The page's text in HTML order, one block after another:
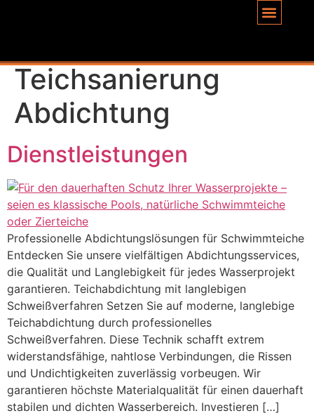
Teichsanierung
Abdichtung
Dienstleistungen
Professionelle Abdichtungslösungen für Schwimmteiche
Entdecken Sie unsere vielfältigen Abdichtungsservices,
die Qualität und Langlebigkeit für jedes Wasserprojekt
garantieren. Teichabdichtung mit langlebigen
Schweißverfahren Setzen Sie auf moderne, langlebige
Teichabdichtung durch professionelles
Schweißverfahren. Diese Technik schafft extrem
widerstandsfähige, nahtlose Verbindungen, die Rissen
und Undichtigkeiten zuverlässig vorbeugen. Wir
garantieren höchste Materialqualität für einen dauerhaft
stabilen und dichten Wasserbereich. Investieren […]